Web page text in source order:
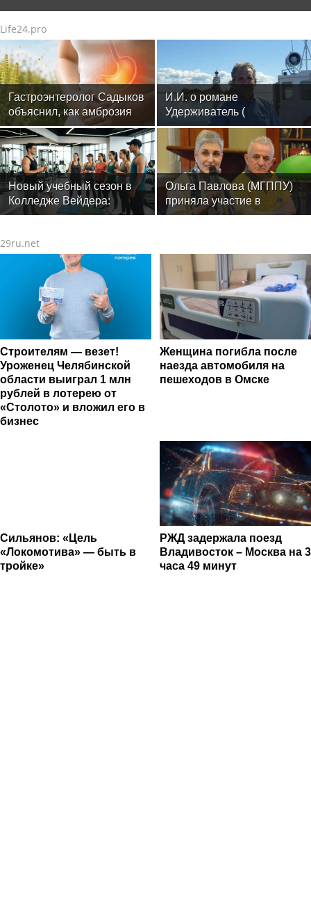
Life24.pro
Гастроэнтеролог Садыков
объяснил, как амброзия
может влиять на ЖКТ
И.И. о романе
Удерживатель (
Удерживающий сейчас )
русского вологодского
писателя и поэта Андрея
Малышева ( роман
опубликован в 2016 г. )
Новый учебный сезон в
Колледже Вейдера:
стартовали очные
фитнес-тренеров и
специалистов индустрии
здоровья
Ольга Павлова (МГППУ)
приняла участие в
научном семинаре отдела
этнологии РАН
29ru.net
Строителям — везет!
Уроженец Челябинской
области выиграл 1 млн
рублей в лотерею от
«Столото» и вложил его в
бизнес
Женщина погибла после
наезда автомобиля на
пешеходов в Омске
Сильянов: «Цель
«Локомотива» — быть в
тройке»
РЖД задержала поезд
Владивосток – Москва на 3
часа 49 минут